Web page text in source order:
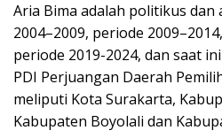
Aria Bima adalah politikus dan
2004–2009, periode
periode 2019-2024, dan saat
PDI Perjuangan Daerah
meliputi Kota Surakarta,
Kabupaten Boyolali dan